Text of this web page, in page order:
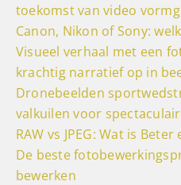
toekomst van video
Canon, Nikon of Sony:
Visueel verhaal met een
krachtig narratief op in
Dronebeelden
valkuilen voor
RAW vs JPEG: Wat is
De beste
bewerken